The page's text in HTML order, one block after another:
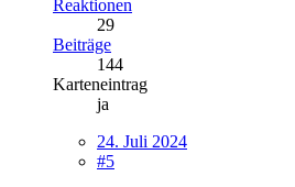
Reaktionen
29
Beiträge
144
Karteneintrag
ja
24. Juli 2024
#5